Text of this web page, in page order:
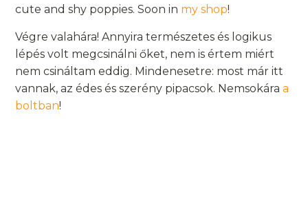
cute and shy poppies. Soon in my shop!
Végre valahára! Annyira természetes és logikus
lépés volt megcsinálni őket, nem is értem miért
nem csináltam eddig. Mindenesetre: most már itt
vannak, az édes és szerény pipacsok. Nemsokáraa
boltban!